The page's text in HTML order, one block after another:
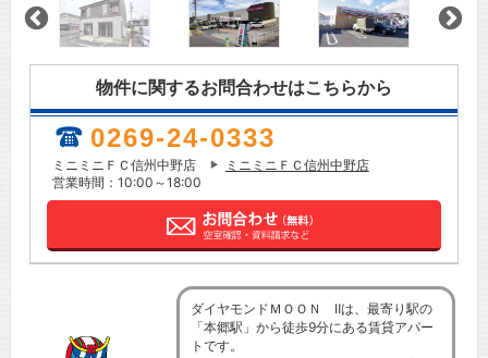
物件に関するお問合わせはこちらから
0269-24-0333
ミニミニＦＣ信州中野店
ミニミニＦＣ信州中野店
営業時間：10:00～18:00
ダイヤモンドＭＯＯＮ Ⅱは、最寄り駅の
「本郷駅」から徒歩9分にある賃貸アパー
トです。